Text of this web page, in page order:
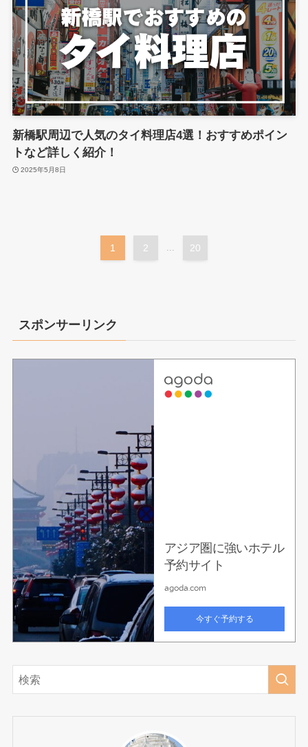
新橋駅周辺で人気のタイ料理店4選！おすすめポイン
トなど詳しく紹介！
2025年5月8日
1 2 ... 20
スポンサーリンク